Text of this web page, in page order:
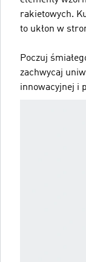
rakietowych.
to ukłon w
Poczuj
zachwycaj
innowacyjnej i